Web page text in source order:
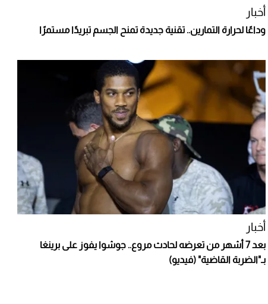
أخبار
وداعًا لحرارة التمارين.. تقنية جديدة تمنح الجسم تبريدًا مستمرًا
أخبار
بعد 7 أشهر من تعرضه لحادث مروع.. جوشوا يفوز على برينغا
بـ"الضربة القاضية" (فيديو)